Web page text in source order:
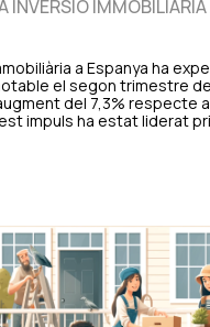
INVERSIÓ
a Espanya ha
el segon trimestre
del 7,3% respecte
impuls ha estat liderat